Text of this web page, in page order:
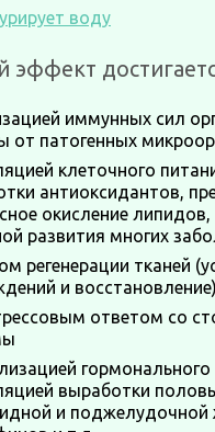
воду
эффект
иммунных сил
от патогенных
клеточного
антиоксидантов,
окисление
развития многих
регенерации тканей
и восстановление)
ответом со
гормонального
выработки
и поджелудочной